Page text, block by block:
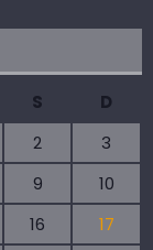
S
D
2
3
9
10
16 17